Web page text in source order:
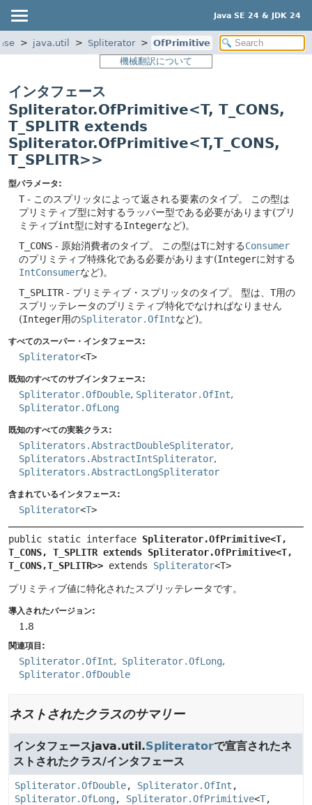
Java SE 24 & JDK 24
java.util Spliterator
OfPrimitive
機械翻訳について
インタフェース
Spliterator.OfPrimitive<T, T_CONS,
T_SPLITR extends
Spliterator.OfPrimitive<T,T_CONS,
T_SPLITR>>
型パラメータ:
T- このスプリッタによって返される要素のタイプ。
この型は
プリミティブ型に対するラッパー型である必要があります(プリ
ミティブint型に対するIntegerなど)。
T_CONS - 原始消費者のタイプ。 この型はTに対するConsumer
のプリミティブ特殊化である必要があります(Integerに対する
IntConsumerなど)。
T_SPLITR - プリミティブ・スプリッタのタイプ。 型は、 T用の
スプリッテレータのプリミティブ特化でなければなりません
(Integer用のSpliterator.OfIntなど)。
すべてのスーパー・インタフェース:
Spliterator<T>
既知のすべてのサブインタフェース:
Spliterator.OfDouble, Spliterator.OfInt,
Spliterator.OfLong
既知のすべての実装クラス:
Spliterators.AbstractDoubleSpliterator,
Spliterators.AbstractIntSpliterator,
Spliterators.AbstractLongSpliterator
含まれているインタフェース:
Spliterator<T>
public static interface Spliterator.OfPrimitive<T,
T_CONS, T_SPLITR extends Spliterator.OfPrimitive<T,
T_CONS,T_SPLITR>> extends Spliterator<T>
プリミティブ値に特化されたスプリッテレータです。
導入されたバージョン:
1.8
関連項目:
Spliterator.OfInt
Spliterator.OfLong
Spliterator.OfDouble
ネストされたクラスのサマリー
インタフェースjava.util.Spliteratorで宣言されたネ
ストされたクラス/インタフェース
Spliterator.OfDouble, Spliterator.OfInt ,
Spliterator.OfLong, Spliterator.OfPrimitive<T,